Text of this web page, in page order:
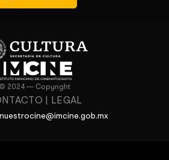
© 2024 — Copyright
LEGAL